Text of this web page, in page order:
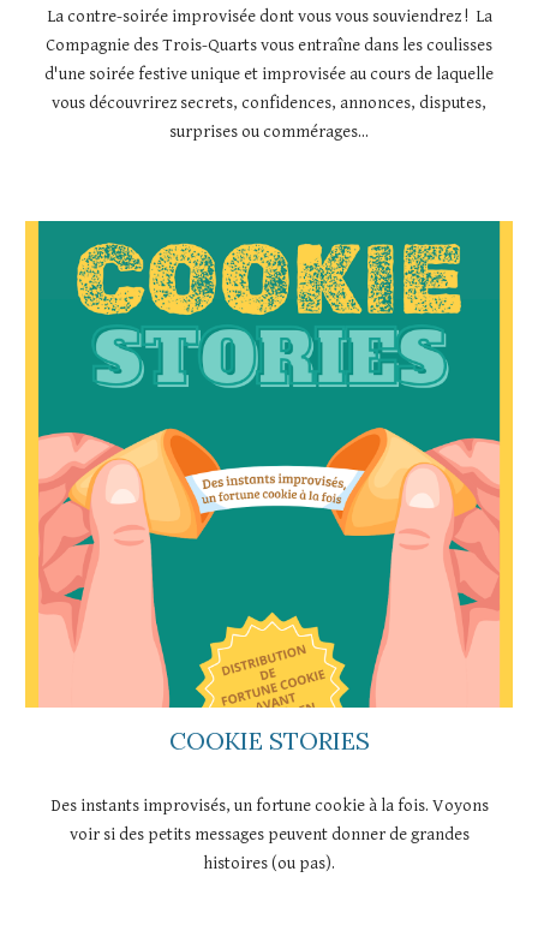
La contre-soirée improvisée dont vous vous souviendrez ! La
Compagnie des Trois-Quarts vous entraîne dans les coulisses
d'une soirée festive unique et improvisée au cours de laquelle
vous découvrirez secrets, confidences, annonces, disputes,
surprises ou commérages...
COOKIE STORIES
Des instants improvisés, un fortune cookie à la fois. Voyons
voir si des petits messages peuvent donner de grandes
histoires (ou pas).